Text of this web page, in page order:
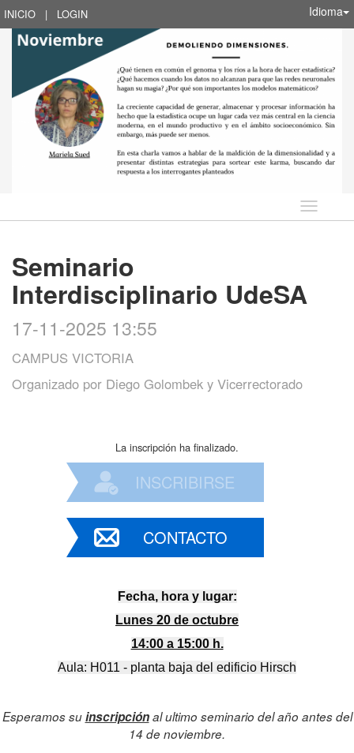
INICIO | LOGIN Idioma
Idioma
Seminario
Interdisciplinario UdeSA
17-11-2025 13:55
CAMPUS VICTORIA
Organizado por Diego Golombek y Vicerrectorado
La inscripción ha finalizado.
INSCRIBIRSE
CONTACTO
Fecha, hora y lugar:
Lunes 20 de octubre
14:00 a 15:00 h.
Aula: H011 - planta baja del edificio Hirsch
Esperamos suinscripciónal ultimo seminario del año antes del
14 de noviembre.